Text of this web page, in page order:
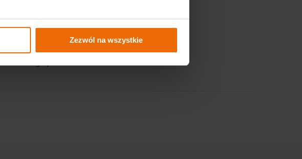
Zezwól na wszystkie